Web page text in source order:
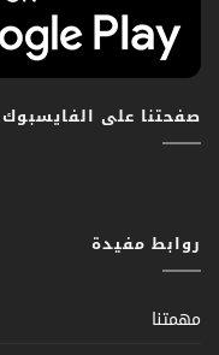
صفحتنا على الفايسبوك
روابط مفيدة
مهمتنا